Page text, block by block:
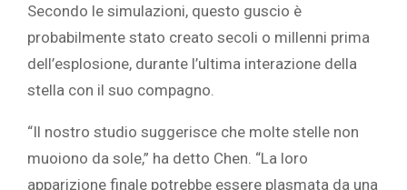
Secondo le simulazioni, questo guscio è
probabilmente stato creato secoli o millenni prima
dell’esplosione, durante l’ultima interazione della
stella con il suo compagno.
“Il nostro studio suggerisce che molte stelle non
muoiono da sole,” ha detto Chen. “La loro
apparizione finale potrebbe essere plasmata da una